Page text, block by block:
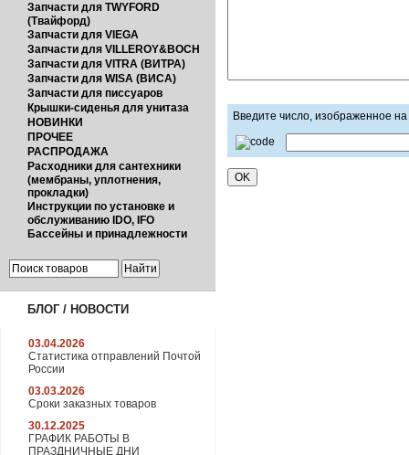
Запчасти для TWYFORD
(Твайфорд)
Запчасти для VIEGA
Запчасти для VILLEROY&BOCH
Запчасти для VITRA (ВИТРА)
Запчасти для WISA (ВИСА)
Запчасти для писсуаров
Крышки-сиденья для унитаза
НОВИНКИ
ПРОЧЕЕ
РАСПРОДАЖА
Расходники для сантехники
(мембраны, уплотнения,
прокладки)
Инструкции по установке и
обслуживанию IDO, IFO
Бассейны и принадлежности
БЛОГ / НОВОСТИ
03.04.2026
Статистика отправлений Почтой
России
03.03.2026
Сроки заказных товаров
30.12.2025
ГРАФИК РАБОТЫ В
ПРАЗДНИЧНЫЕ ДНИ
Введите число, изображенное на